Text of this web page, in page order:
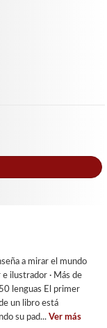
a mirar el mundo
ilustrador · Más de
lenguas El primer
un libro está
su pad... Ver más